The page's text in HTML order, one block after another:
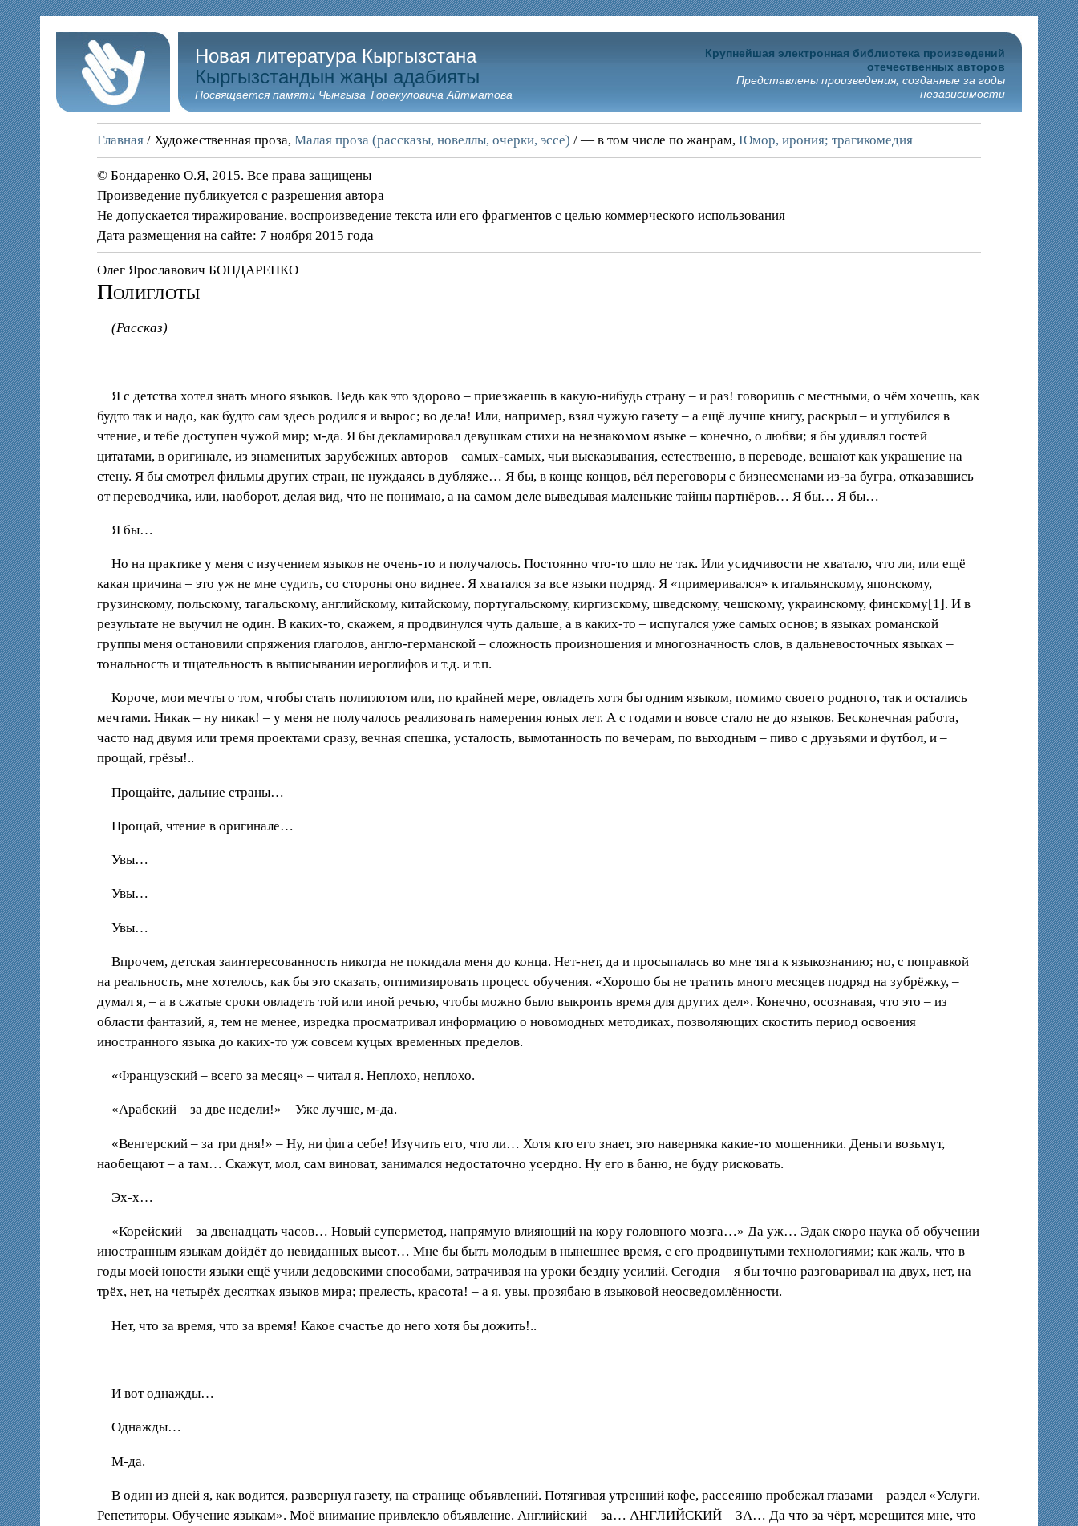
Новая литература Кыргызстана
Кыргызстандын жаңы адабияты
Посвящается памяти Чынгыза Торекуловича Айтматова
Крупнейшая электронная библиотека произведений
отечественных авторов
Представлены произведения, созданные за годы
независимости
Главная / Художественная проза,Малая проза (рассказы, новеллы, очерки, эссе) / — в том числе по жанрам,Юмор, ирония; трагикомедия
© Бондаренко О.Я, 2015. Все права защищены
Произведение публикуется с разрешения автора
Не допускается тиражирование, воспроизведение текста или его фрагментов с целью коммерческого использования
Дата размещения на сайте: 7 ноября 2015 года
Олег Ярославович БОНДАРЕНКО
Полиглоты
(Рассказ)
Я с детства хотел знать много языков. Ведь как это здорово – приезжаешь в какую-нибудь страну – и раз! говоришь с местными, о чём хочешь, как
будто так и надо, как будто сам здесь родился и вырос; во дела! Или, например, взял чужую газету – а ещё лучше книгу, раскрыл – и углубился в
чтение, и тебе доступен чужой мир; м-да. Я бы декламировал девушкам стихи на незнакомом языке – конечно, о любви; я бы удивлял гостей
цитатами, в оригинале, из знаменитых зарубежных авторов – самых-самых, чьи высказывания, естественно, в переводе, вешают как украшение на
стену. Я бы смотрел фильмы других стран, не нуждаясь в дубляже… Я бы, в конце концов, вёл переговоры с бизнесменами из-за бугра, отказавшись
от переводчика, или, наоборот, делая вид, что не понимаю, а на самом деле выведывая маленькие тайны партнёров… Я бы… Я бы…
Я бы…
Но на практике у меня с изучением языков не очень-то и получалось. Постоянно что-то шло не так. Или усидчивости не хватало, что ли, или ещё
какая причина – это уж не мне судить, со стороны оно виднее. Я хватался за все языки подряд. Я «примеривался» к итальянскому, японскому,
грузинскому, польскому, тагальскому, английскому, китайскому, португальскому, киргизскому, шведскому, чешскому, украинскому, финскому[1]. И в
результате не выучил не один. В каких-то, скажем, я продвинулся чуть дальше, а в каких-то – испугался уже самых основ; в языках романской
группы меня остановили спряжения глаголов, англо-германской – сложность произношения и многозначность слов, в дальневосточных языках –
тональность и тщательность в выписывании иероглифов и т.д. и т.п.
Короче, мои мечты о том, чтобы стать полиглотом или, по крайней мере, овладеть хотя бы одним языком, помимо своего родного, так и остались
мечтами. Никак – ну никак! – у меня не получалось реализовать намерения юных лет. А с годами и вовсе стало не до языков. Бесконечная работа,
часто над двумя или тремя проектами сразу, вечная спешка, усталость, вымотанность по вечерам, по выходным – пиво с друзьями и футбол, и –
прощай, грёзы!..
Прощайте, дальние страны…
Прощай, чтение в оригинале…
Увы…
Увы…
Увы…
Впрочем, детская заинтересованность никогда не покидала меня до конца. Нет-нет, да и просыпалась во мне тяга к языкознанию; но, с поправкой
на реальность, мне хотелось, как бы это сказать, оптимизировать процесс обучения. «Хорошо бы не тратить много месяцев подряд на зубрёжку, –
думал я, – а в сжатые сроки овладеть той или иной речью, чтобы можно было выкроить время для других дел». Конечно, осознавая, что это – из
области фантазий, я, тем не менее, изредка просматривал информацию о новомодных методиках, позволяющих скостить период освоения
иностранного языка до каких-то уж совсем куцых временных пределов.
«Французский – всего за месяц» – читал я. Неплохо, неплохо.
«Арабский – за две недели!» – Уже лучше, м-да.
«Венгерский – за три дня!» – Ну, ни фига себе! Изучить его, что ли… Хотя кто его знает, это наверняка какие-то мошенники. Деньги возьмут,
наобещают – а там… Скажут, мол, сам виноват, занимался недостаточно усердно. Ну его в баню, не буду рисковать.
Эх-х…
«Корейский – за двенадцать часов… Новый суперметод, напрямую влияющий на кору головного мозга…» Да уж… Эдак скоро наука об обучении
иностранным языкам дойдёт до невиданных высот… Мне бы быть молодым в нынешнее время, с его продвинутыми технологиями; как жаль, что в
годы моей юности языки ещё учили дедовскими способами, затрачивая на уроки бездну усилий. Сегодня – я бы точно разговаривал на двух, нет, на
трёх, нет, на четырёх десятках языков мира; прелесть, красота! – а я, увы, прозябаю в языковой неосведомлённости.
Нет, что за время, что за время! Какое счастье до него хотя бы дожить!..
И вот однажды…
Однажды…
М-да.
В один из дней я, как водится, развернул газету, на странице объявлений. Потягивая утренний кофе, рассеянно пробежал глазами – раздел «Услуги.
Репетиторы. Обучение языкам». Моё внимание привлекло объявление. Английский – за… АНГЛИЙСКИЙ – ЗА… Да что за чёрт, мерещится мне, что